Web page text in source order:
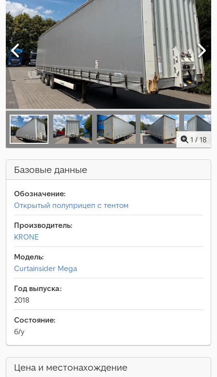
1 / 18
Базовые данные
Обозначение:
Открытый полуприцеп с тентом
Производитель:
KRONE
Модель:
Curtainsider Mega
Год выпуска:
2018
Состояние:
б/у
Цена и местонахождение